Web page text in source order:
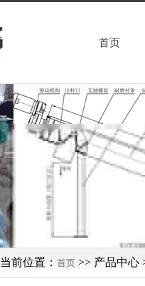
首页
当前位置： 首页 >> 产品中心